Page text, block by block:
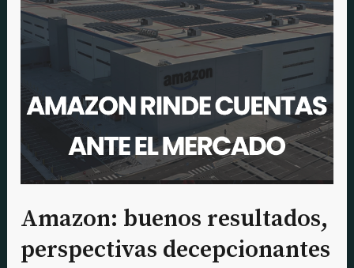
Amazon: buenos resultados,
perspectivas decepcionantes
buenos
resultados,
perspectivas
decepcionantes